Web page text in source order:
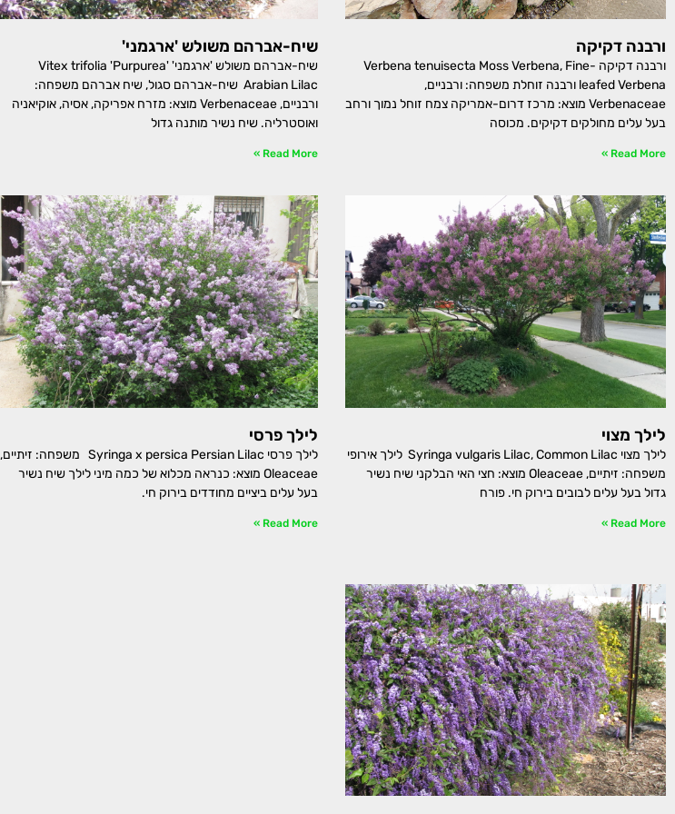
ורבנה דקיקה
ורבנה דקיקה Verbena tenuisecta Moss Verbena, Fine-
leafed Verbena ורבנה זוחלת משפחה: ורבניים,
Verbenaceae מוצא: מרכז דרום-אמריקה צמח זוחל נמוך ורחב
בעל עלים מחולקים דקיקים. מכוסה
Read More »
שיח-אברהם משולש 'ארגמני'
שיח-אברהם משולש 'ארגמני' Vitex trifolia 'Purpurea'
Arabian Lilac שיח-אברהם סגול, שיח אברהם משפחה:
ורבניים, Verbenaceae מוצא: מזרח אפריקה, אסיה, אוקיאניה
ואוסטרליה. שיח נשיר מותנה גדול
Read More »
לילך מצוי
לילך מצוי Syringa vulgaris Lilac, Common Lilac לילך אירופי
משפחה: זיתיים, Oleaceae מוצא: חצי האי הבלקני שיח נשיר
גדול בעל עלים לבובים בירוק חי. פורח
Read More »
לילך פרסי
לילך פרסי Syringa x persica Persian Lilac משפחה: זיתיים,
Oleaceae מוצא: כנראה מכלוא של כמה מיני לילך שיח נשיר
בעל עלים ביציים מחודדים בירוק חי.
Read More »